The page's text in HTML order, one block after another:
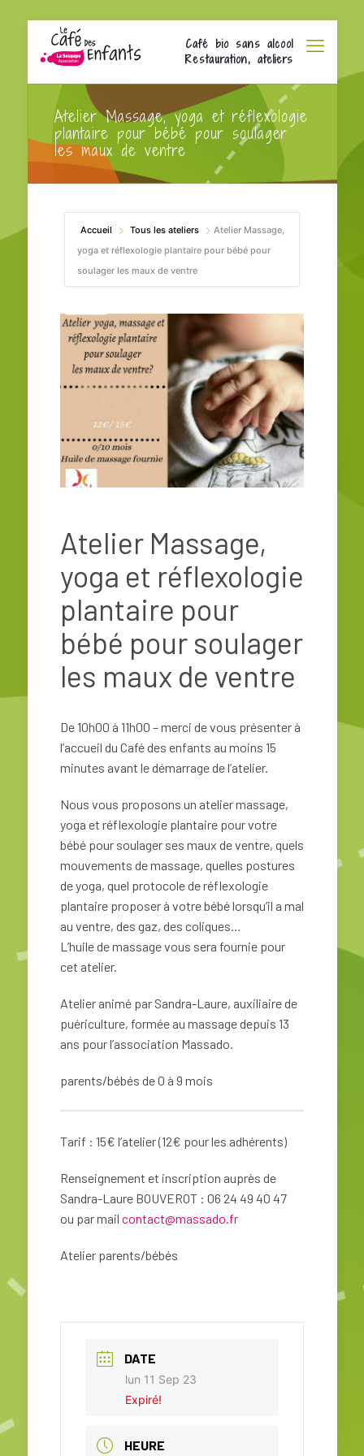
Café bio sans alcool
Restauration, ateliers
Atelier Massage, yoga et réflexologie
plantaire pour bébé pour soulager
les maux de ventre
Accueil Tous les ateliers
Atelier Massage,
yoga et réflexologie plantaire pour bébé pour
soulager les maux de ventre
Atelier Massage,
yoga et réflexologie
plantaire pour
bébé pour soulager
les maux de ventre
De 10h00 à 11h00 – merci de vous présenter à
l’accueil du Café des enfants au moins 15
minutes avant le démarrage de l’atelier.
Nous vous proposons un atelier massage,
yoga et réflexologie plantaire pour votre
bébé pour soulager ses maux de ventre, quels
mouvements de massage, quelles postures
de yoga, quel protocole de réflexologie
plantaire proposer à votre bébé lorsqu’il a mal
au ventre, des gaz, des coliques…
L’huile de massage vous sera fournie pour
cet atelier.
Atelier animé par Sandra-Laure, auxiliaire de
puériculture, formée au massage depuis 13
ans pour l’association Massado.
parents/bébés de 0 à 9 mois
Tarif : 15€ l’atelier (12€ pour les adhérents)
Renseignement et inscription auprès de
Sandra-Laure BOUVEROT : 06 24 49 40 47
ou par mail contact@massado.fr
Atelier parents/bébés
DATE
lun 11 Sep 23
Expiré!
HEURE